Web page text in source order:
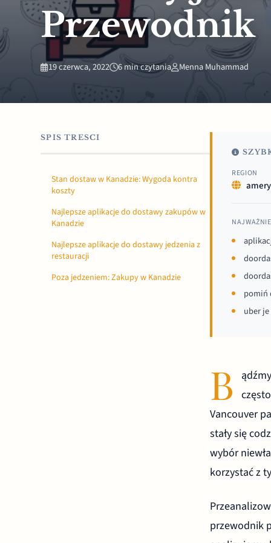
Przewodnik
19 czerwca, 2022 6 min czytania Menna Muhammad
SPIS TRESCI
Stan dostaw w Kanadzie: Wygoda kontra
koszty
Najlepsze aplikacje do dostawy zakupów w
Kanadzie
Najlepsze aplikacje do dostawy jedzenia z
restauracji
Poza jedzeniem: Zakupy w Kanadzie
REGION
pomiń
uber
B
Vancouver
stały się
wybór
korzystać z
przewodnik